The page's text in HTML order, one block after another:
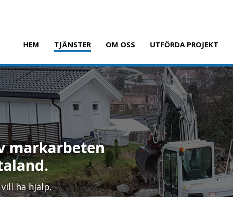
HEM TJÄNSTER OM OSS UTFÖRDA PROJEKT
markarbeten
ha hjälp.